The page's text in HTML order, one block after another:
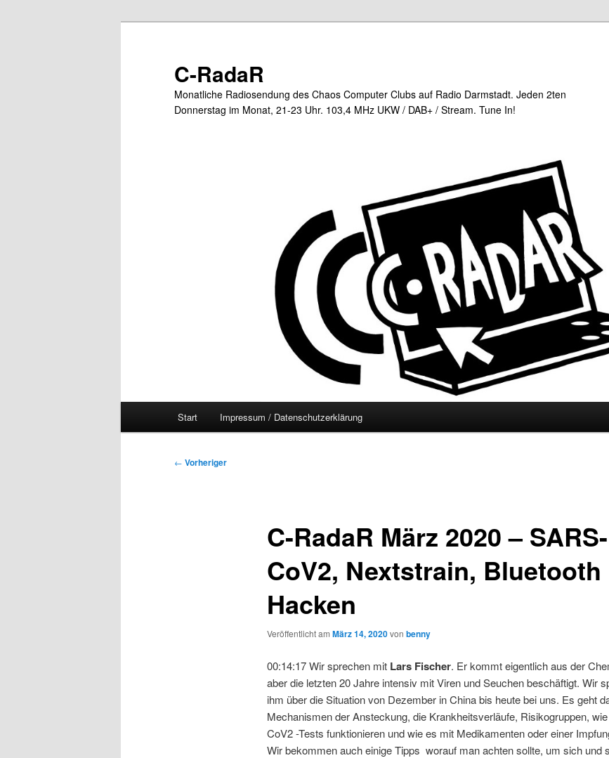
C-RadaR
Monatliche Radiosendung des Chaos Computer Clubs auf Radio Darmstadt. Jeden 2ten
Donnerstag im Monat, 21-23 Uhr. 103,4 MHz UKW / DAB+ / Stream. Tune In!
Start Impressum / Datenschutzerklärung
Beitragsnavigation
← Vorheriger
C-RadaR März 2020 – SARS-
CoV2, Nextstrain, Bluetooth
Hacken
Veröffentlicht am März 14, 2020von benny
00:14:17 Wir sprechen mit Lars Fischer. Er kommt eigentlich aus der
aber die letzten 20 Jahre intensiv mit Viren und Seuchen beschäftigt. Wir
ihm über die Situation von Dezember in China bis heute bei uns. Es geht
Mechanismen der Ansteckung, die Krankheitsverläufe, Risikogruppen,
CoV2 -Tests funktionieren und wie es mit Medikamenten oder einer
Wir bekommen auch einige Tipps worauf man achten sollte, um sich und